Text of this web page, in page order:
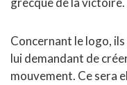
Concernant le logo,
lui demandant de
mouvement. Ce sera